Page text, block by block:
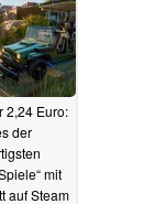
2,24 Euro:
der
mit
auf Steam